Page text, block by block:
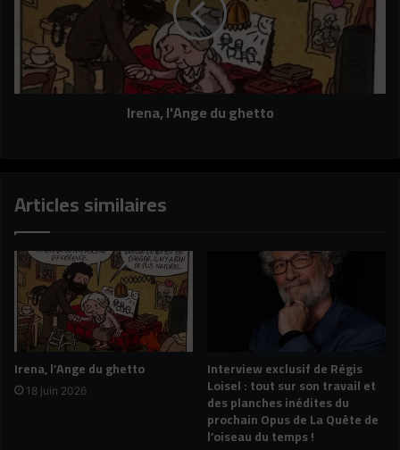
Irena, l'Ange du ghetto
Articles similaires
Irena, l’Ange du ghetto
18 juin 2026
Interview exclusif de Régis
Loisel : tout sur son travail et
des planches inédites du
prochain Opus de La Quête de
l’oiseau du temps !